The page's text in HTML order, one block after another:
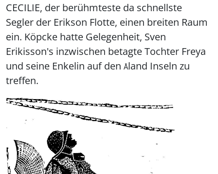
CECILIE, der berühmteste da schnellste
Segler der Erikson Flotte, einen breiten Raum
ein. Köpcke hatte Gelegenheit, Sven
Erikisson's inzwischen betagte Tochter Freya
und seine Enkelin auf den Åland Inseln zu
treffen.